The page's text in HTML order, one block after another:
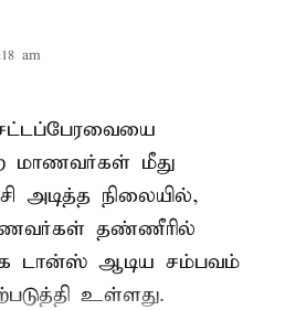
am
மாணவர்கள் மீது
அடித்த நிலையில்,
தண்ணீரில்
டான்ஸ் ஆடிய சம்பவம்
உள்ளது.